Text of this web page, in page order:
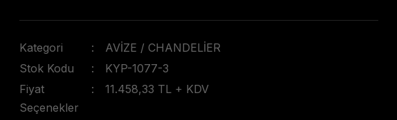
Kategori
AVİZE / CHANDELİER
Stok Kodu
KYP-1077-3
Fiyat
11.458,33 TL + KDV
Seçenekler